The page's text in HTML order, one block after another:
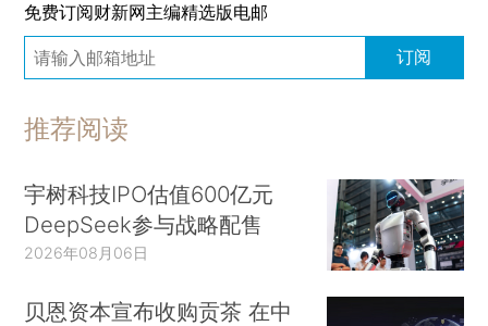
免费订阅财新网主编精选版电邮
订阅
推荐阅读
宇树科技IPO估值600亿元
DeepSeek参与战略配售
2026年08月06日
贝恩资本宣布收购贡茶 在中